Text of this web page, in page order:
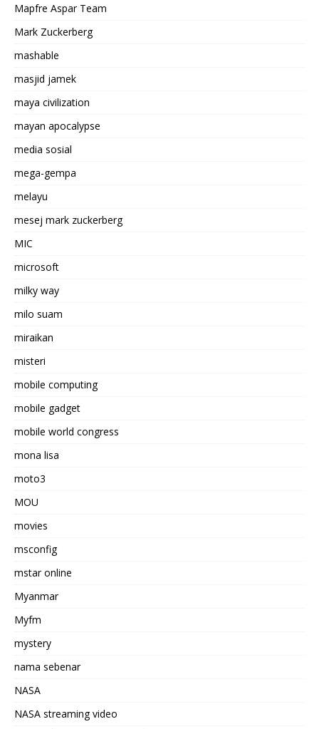
Mapfre Aspar Team
Mark Zuckerberg
mashable
masjid jamek
maya civilization
mayan apocalypse
media sosial
mega-gempa
melayu
mesej mark zuckerberg
MIC
microsoft
milky way
milo suam
miraikan
misteri
mobile computing
mobile gadget
mobile world congress
mona lisa
moto3
MOU
movies
msconfig
mstar online
Myanmar
Myfm
mystery
nama sebenar
NASA
NASA streaming video